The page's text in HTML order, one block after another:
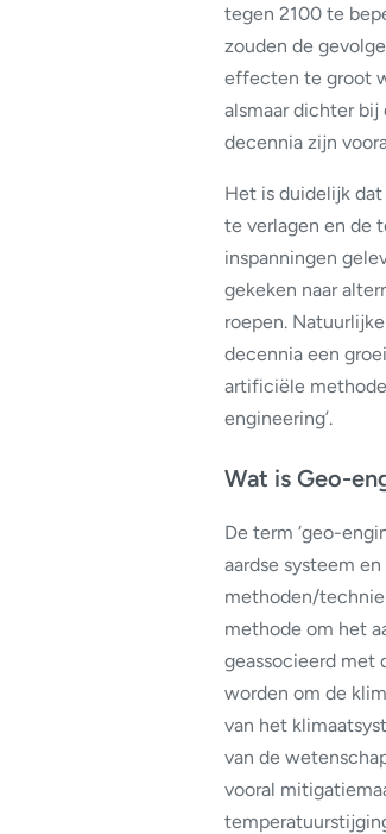
tegen 2100 te
zouden de
effecten te groot
alsmaar dichter bij
decennia zijn
Het is duidelijk
te verlagen en de
inspanningen
gekeken naar
roepen.
decennia een
artificiële
engineering’.
Wat is Geo-
De term ‘geo-
aardse systeem
methoden/
methode om het
geassocieerd met
worden om de
van het
van de
vooral